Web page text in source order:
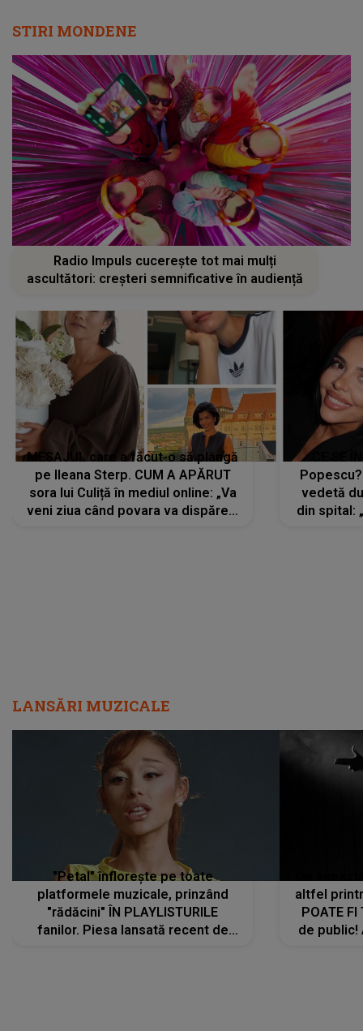
STIRI MONDENE
Radio Impuls cucerește tot mai mulți
ascultători: creșteri semnificative în audiență
MESAJUL care a făcut-o să plângă
pe Ileana Sterp. CUM A APĂRUT
sora lui Culiță în mediul online: „Va
veni ziua când povara va dispărea,
vedetă
din spital:
LANSĂRI MUZICALE
"Petal" înflorește pe toate
platformele muzicale, prinzând
"rădăcini" ÎN PLAYLISTURILE
fanilor. Piesa lansată recent de
altfel
POATE FI
de public!